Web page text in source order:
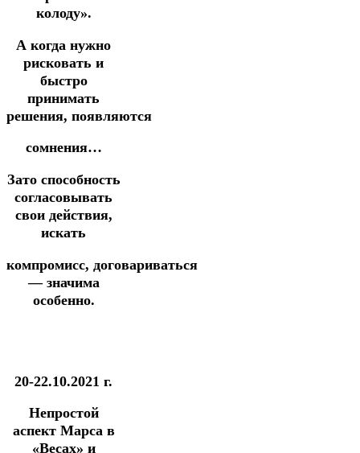
колоду».
А когда нужно
рисковать и
быстро
принимать
решения, появляются
сомнения…
Зато способность
согласовывать
свои действия,
искать
компромисс, договариваться
— значима
особенно.
20-22.10.2021 г.
Непростой
аспект Марса в
«Весах» и